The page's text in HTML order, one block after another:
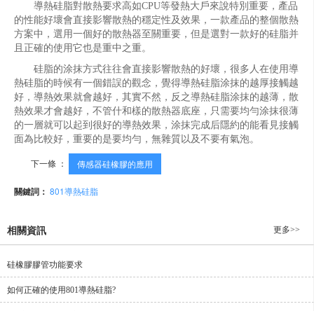
導熱硅脂對散熱要求高如CPU等發熱大戶來說特別重要，產品
的性能好壞會直接影響散熱的穩定性及效果，一款產品的整個散熱
方案中，選用一個好的散熱器至關重要，但是選對一款好的硅脂并
且正確的使用它也是重中之重。
硅脂的涂抹方式往往會直接影響散熱的好壞，很多人在使用導
熱硅脂的時候有一個錯誤的觀念，覺得導熱硅脂涂抹的越厚接觸越
好，導熱效果就會越好，其實不然，反之導熱硅脂涂抹的越薄，散
熱效果才會越好，不管什和樣的散熱器底座，只需要均勻涂抹很薄
的一層就可以起到很好的導熱效果，涂抹完成后隱約的能看見接觸
面為比較好，重要的是要均勻，無雜質以及不要有氣泡。
下一條 ： 傳感器硅橡膠的應用
關鍵詞： 801導熱硅脂
相關資訊 更多>>
硅橡膠膠管功能要求
如何正確的使用801導熱硅脂?